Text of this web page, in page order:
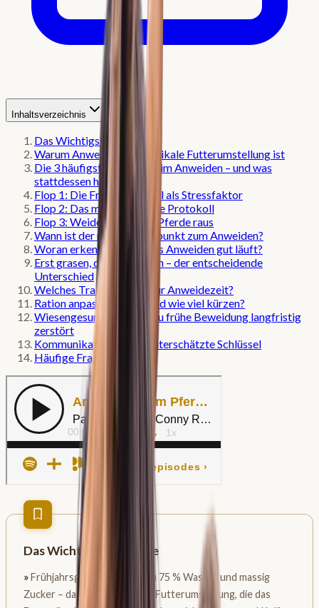
Inhaltsverzeichnis
Das Wichtigste in Kürze
Warum Anweiden eine radikale Futterumstellung ist
Die 3 häufigsten Fehler beim Anweiden – und was
stattdessen hilft
Flop 1: Die Fruktan-Ampel als Stressfaktor
Flop 2: Das minutengenaue Protokoll
Flop 3: Weidetor auf, alle Pferde raus
Wann ist der richtige Zeitpunkt zum Anweiden?
Woran erkennst du, ob das Anweiden gut läuft?
Erst grasen, dann bewegen – der entscheidende
Unterschied
Welches Training passt zur Anweidezeit?
Ration anpassen: Wann und wie viel kürzen?
Wiesengesundheit: Was zu frühe Beweidung langfristig
zerstört
Kommunikation ist der unterschätzte Schlüssel
Häufige Fragen
Das Wichtigste in Kürze
»Frühjahrsgras enthält bis zu 75 % Wasser und massig
Zucker – das ist eine radikale Futterumstellung, die das